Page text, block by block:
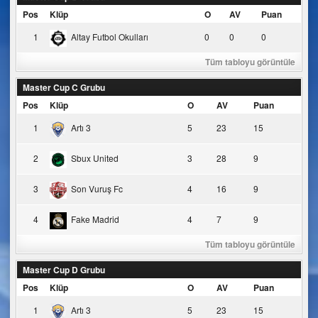
Pos
Klüp O AV Puan
1 Altay Futbol Okulları 0 0 0
Tüm tabloyu görüntüle
Master Cup C Grubu
Pos
Klüp O AV Puan
1 Artı 3 5 23 15
2 Sbux United 3 28 9
3 Son Vuruş Fc 4 16 9
4 Fake Madrid 4 7 9
Tüm tabloyu görüntüle
Master Cup D Grubu
Pos
Klüp O AV Puan
1 Artı 3 5 23 15